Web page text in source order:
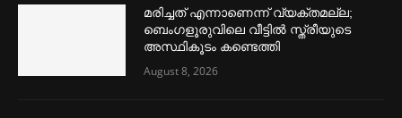
മരിച്ചത് എന്നാണെന്ന് വ്യക്തമല്ല;
ബെംഗളൂരുവിലെ വീട്ടില്‍ സ്ത്രീയുടെ
അസ്ഥികൂടം കണ്ടെത്തി
August 8, 2026